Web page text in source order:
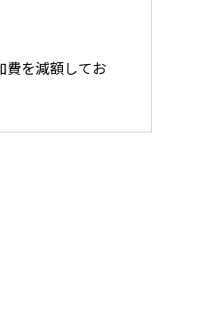
費を減額してお